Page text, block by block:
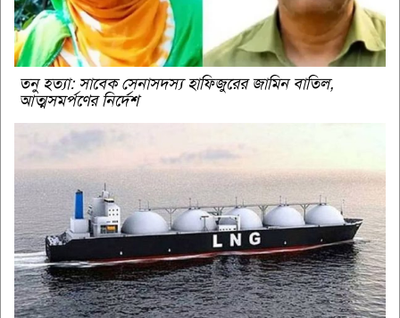
তনু হত্যা: সাবেক সেনাসদস্য হাফিজুরের জামিন বাতিল,
আত্মসমর্পণের নির্দেশ